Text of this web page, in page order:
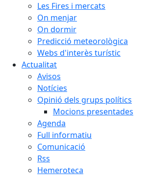
Les Fires i mercats
On menjar
On dormir
Predicció meteorològica
Webs d'interès turístic
Actualitat
Avisos
Notícies
Opinió dels grups polítics
Mocions presentades
Agenda
Full informatiu
Comunicació
Rss
Hemeroteca